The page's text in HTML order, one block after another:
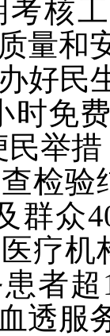
考核
量和
好民
时免
举
检验
群众
疗
者
透服